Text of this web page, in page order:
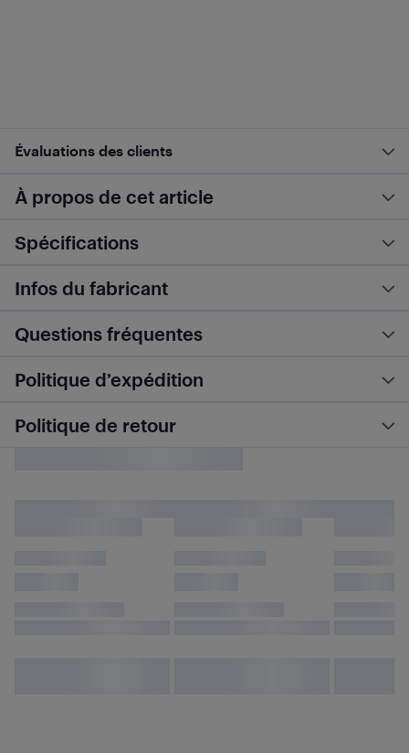
Évaluations des clients
À propos de cet article
Spécifications
Infos du fabricant
Questions fréquentes
Politique d’expédition
Politique de retour